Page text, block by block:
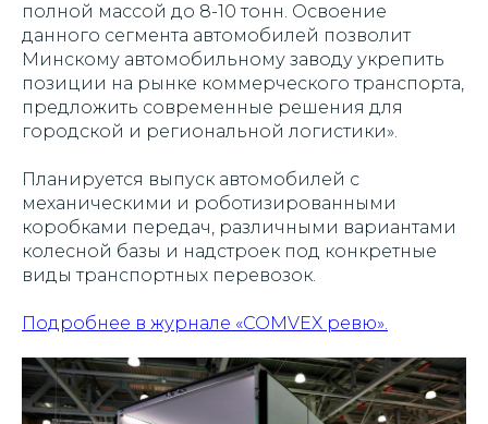
полной массой до 8-10 тонн. Освоение
данного сегмента автомобилей позволит
Минскому автомобильному заводу укрепить
позиции на рынке коммерческого транспорта,
предложить современные решения для
городской и региональной логистики».
Планируется выпуск автомобилей с
механическими и роботизированными
коробками передач, различными вариантами
колесной базы и надстроек под конкретные
виды транспортных перевозок.
Подробнее в журнале «COMVEX ревю».